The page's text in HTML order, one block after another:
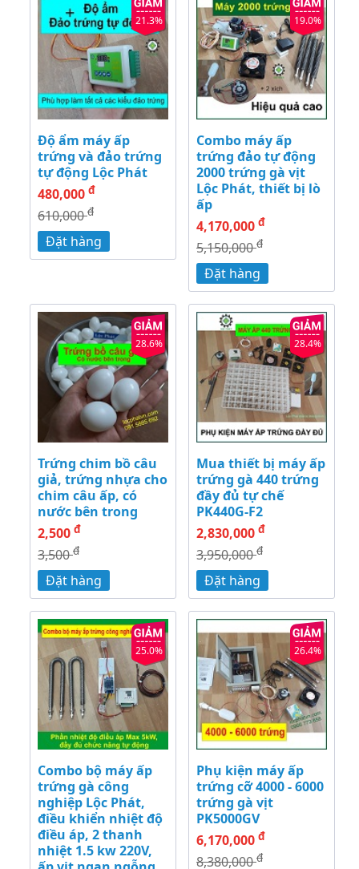
21.3%
Độ ẩm máy ấp
trứng và đảo trứng
tự động Lộc Phát
480,000 đ
610,000đ
Đặt hàng
19.0%
Combo máy ấp
trứng đảo tự động
2000 trứng gà vịt
Lộc Phát, thiết bị lò
ấp
4,170,000 đ
5,150,000đ
Đặt hàng
28.6%
Trứng chim bồ câu
giả, trứng nhựa cho
chim câu ấp, có
nước bên trong
2,500 đ
3,500đ
Đặt hàng
28.4%
Mua thiết bị máy ấp
trứng gà 440 trứng
đầy đủ tự chế
PK440G-F2
2,830,000 đ
3,950,000đ
Đặt hàng
25.0%
Combo bộ máy ấp
trứng gà công
nghiệp Lộc Phát,
điều khiển nhiệt độ
điều áp, 2 thanh
nhiệt 1.5 kw 220V,
26.4%
Phụ kiện máy ấp
trứng cỡ 4000 - 6000
trứng gà vịt
PK5000GV
6,170,000 đ
8,380,000đ